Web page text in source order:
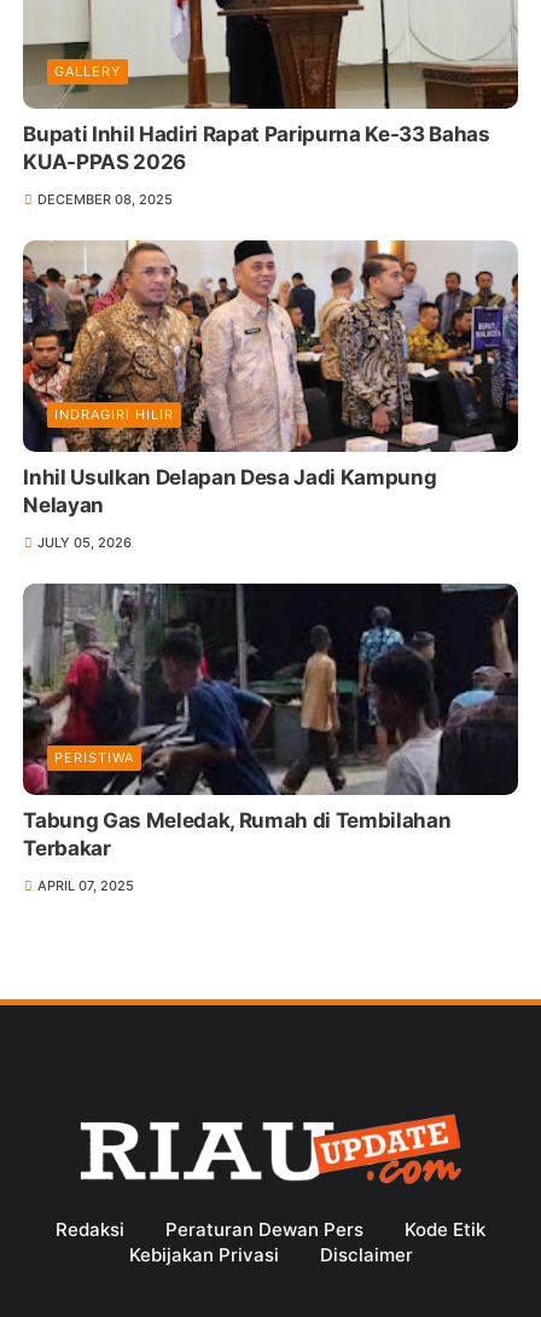
GALLERY
Bupati Inhil Hadiri Rapat Paripurna Ke-33 Bahas
KUA-PPAS 2026
DECEMBER 08, 2025
INDRAGIRI HILIR
Inhil Usulkan Delapan Desa Jadi Kampung
Nelayan
JULY 05, 2026
PERISTIWA
Tabung Gas Meledak, Rumah di Tembilahan
Terbakar
APRIL 07, 2025
Redaksi Peraturan Dewan Pers
Kode Etik
Kebijakan Privasi
Disclaimer